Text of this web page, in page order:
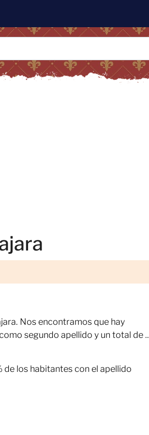
Nos encontramos que hay
segundo apellido y un total de ..
de los habitantes con el apellido